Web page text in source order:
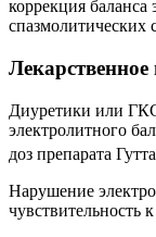
коррекция баланса
спазмолитических
Лекарственное
Диуретики или
электролитного
доз препарата
Нарушение
чувствительность